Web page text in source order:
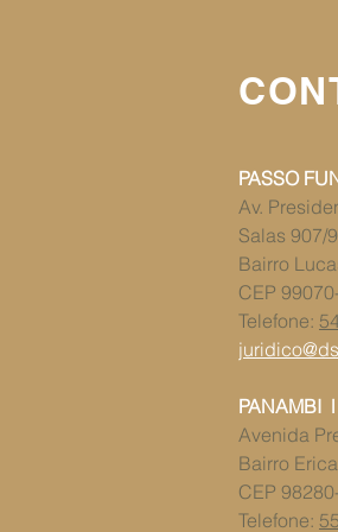
PASSO
Av.
Salas 907/
Bairro
CEP
Telefone:
PANAMBI
​​Avenida
Bairro Erica
CEP
Telefone: